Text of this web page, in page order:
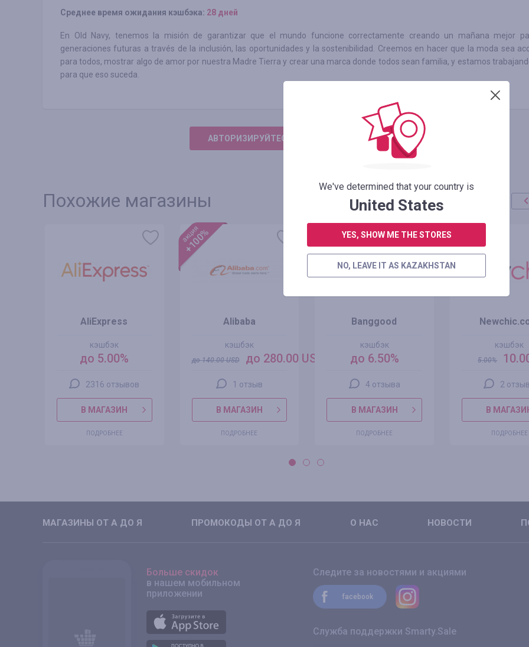
Среднее время ожидания кэшбэка: 28 дней
En Old Navy, tenemos la misión de garantizar que el mundo funcione correctamente creando un mañana mejor
generaciones futuras a través de la inclusión, las oportunidades y la sostenibilidad. Creemos en hacer que la moda sea
para todos, mostrar algo de amor por nuestra Madre Tierra y crear una marca donde todos sean familia, y estamos
para que eso suceda.
АВТОРИЗИРУЙТЕСЬ, ЧТОБЫ ОСТАВИТЬ ОТЗЫВ
Похожие магазины
AliExpress
кэшбэк
до 5.00%
2316 отзывов
В МАГАЗИН
ПОДРОБНЕЕ
акция
+100%
Alibaba
кэшбэк
до140.00USD до 280.00 USD
1 отзыв
В МАГАЗИН
ПОДРОБНЕЕ
Banggood
кэшбэк
до 6.50%
4 отзыва
В МАГАЗИН
ПОДРОБНЕЕ
акция
+100%
кэшбэк
5.00%
2
В
ПОДРОБНЕЕ
МАГАЗИНЫ ОТ А ДО Я ПРОМОКОДЫ ОТ А ДО Я О НАС НОВОСТИ
Больше скидок
в нашем мобильном
приложении
Следите за новостями и акциями
facebook
Служба поддержки Smarty.Sale
We've determined that your country is
United States
YES, SHOW ME THE STORES
NO, LEAVE IT AS KAZAKHSTAN